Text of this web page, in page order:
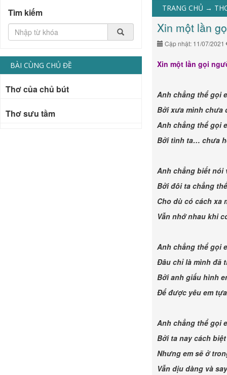
TRANG CHỦ →
Xin một lần
Cập nhật: 11/07/2021
Xin một lần gọi
Anh chẳng thể gọi
Bởi xưa mình chưa
Anh chẳng thể gọi
Bởi tình ta… chưa
Anh chẳng biết nói
Bởi đôi ta chẳng
Cho dù có cách xa
Vẫn nhớ nhau khi
Anh chẳng thể gọi
Đâu chỉ là mình đã
Bởi anh giấu hình
Để được yêu em
Anh chẳng thể gọi
Bởi ta nay cách
Nhưng em sẽ ở
Vẫn dịu dàng và
Tìm kiếm
BÀI CÙNG CHỦ ĐỀ
Thơ của chủ bút
Thơ sưu tầm